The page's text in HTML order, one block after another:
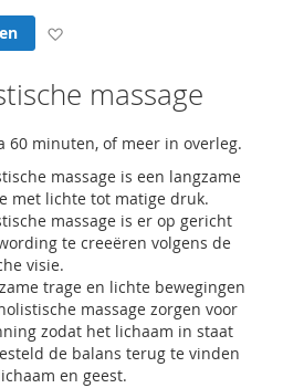
massage
60 minuten, of meer in overleg.
massage is een langzame
met lichte tot matige druk.
massage is er op gericht
te creeëren volgens de
visie.
trage en lichte bewegingen
massage zorgen voor
zodat het lichaam in staat
de balans terug te vinden
en geest.